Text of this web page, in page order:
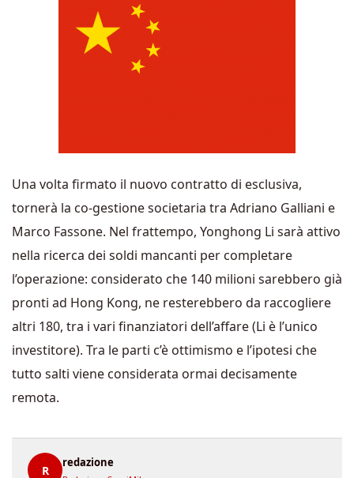
Una volta firmato il nuovo contratto di esclusiva,
tornerà la co-gestione societaria tra Adriano Galliani e
Marco Fassone. Nel frattempo, Yonghong Li sarà attivo
nella ricerca dei soldi mancanti per completare
l’operazione: considerato che 140 milioni sarebbero già
pronti ad Hong Kong, ne resterebbero da raccogliere
altri 180, tra i vari finanziatori dell’affare (Li è l’unico
investitore). Tra le parti c’è ottimismo e l’ipotesi che
tutto salti viene considerata ormai decisamente
remota.
R
redazione